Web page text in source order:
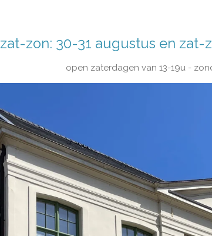
zat-zon: 30-31 augustus en zat-
open zaterdagen van 13-19u -